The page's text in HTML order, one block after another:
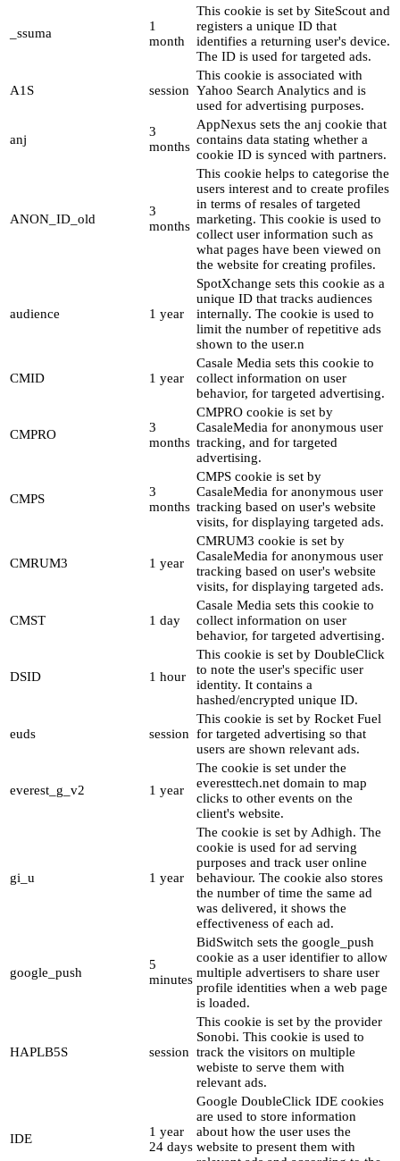
_ssuma
1
month
This cookie is set by SiteScout and
registers a unique ID that
identifies a returning user's device.
The ID is used for targeted ads.
A1S session
This cookie is associated with
Yahoo Search Analytics and is
used for advertising purposes.
anj
3
months
AppNexus sets the anj cookie that
contains data stating whether a
cookie ID is synced with partners.
ANON_ID_old
3
months
This cookie helps to categorise the
users interest and to create profiles
in terms of resales of targeted
marketing. This cookie is used to
collect user information such as
what pages have been viewed on
the website for creating profiles.
audience 1 year
SpotXchange sets this cookie as a
unique ID that tracks audiences
internally. The cookie is used to
limit the number of repetitive ads
shown to the user.n
CMID 1 year
Casale Media sets this cookie to
collect information on user
behavior, for targeted advertising.
CMPRO
3
months
CMPRO cookie is set by
CasaleMedia for anonymous user
tracking, and for targeted
advertising.
CMPS
3
months
CMPS cookie is set by
CasaleMedia for anonymous user
tracking based on user's website
visits, for displaying targeted ads.
CMRUM3 1 year
CMRUM3 cookie is set by
CasaleMedia for anonymous user
tracking based on user's website
visits, for displaying targeted ads.
CMST 1 day
Casale Media sets this cookie to
collect information on user
behavior, for targeted advertising.
DSID 1 hour
This cookie is set by DoubleClick
to note the user's specific user
identity. It contains a
hashed/encrypted unique ID.
euds session
This cookie is set by Rocket Fuel
for targeted advertising so that
users are shown relevant ads.
everest_g_v2 1 year
The cookie is set under the
everesttech.net domain to map
clicks to other events on the
client's website.
gi_u 1 year
The cookie is set by Adhigh. The
cookie is used for ad serving
purposes and track user online
behaviour. The cookie also stores
the number of time the same ad
was delivered, it shows the
effectiveness of each ad.
google_push
5
minutes
BidSwitch sets the google_push
cookie as a user identifier to allow
multiple advertisers to share user
profile identities when a web page
is loaded.
HAPLB5S session
This cookie is set by the provider
Sonobi. This cookie is used to
track the visitors on multiple
webiste to serve them with
relevant ads.
IDE
1 year
24 days
Google DoubleClick IDE cookies
are used to store information
about how the user uses the
website to present them with